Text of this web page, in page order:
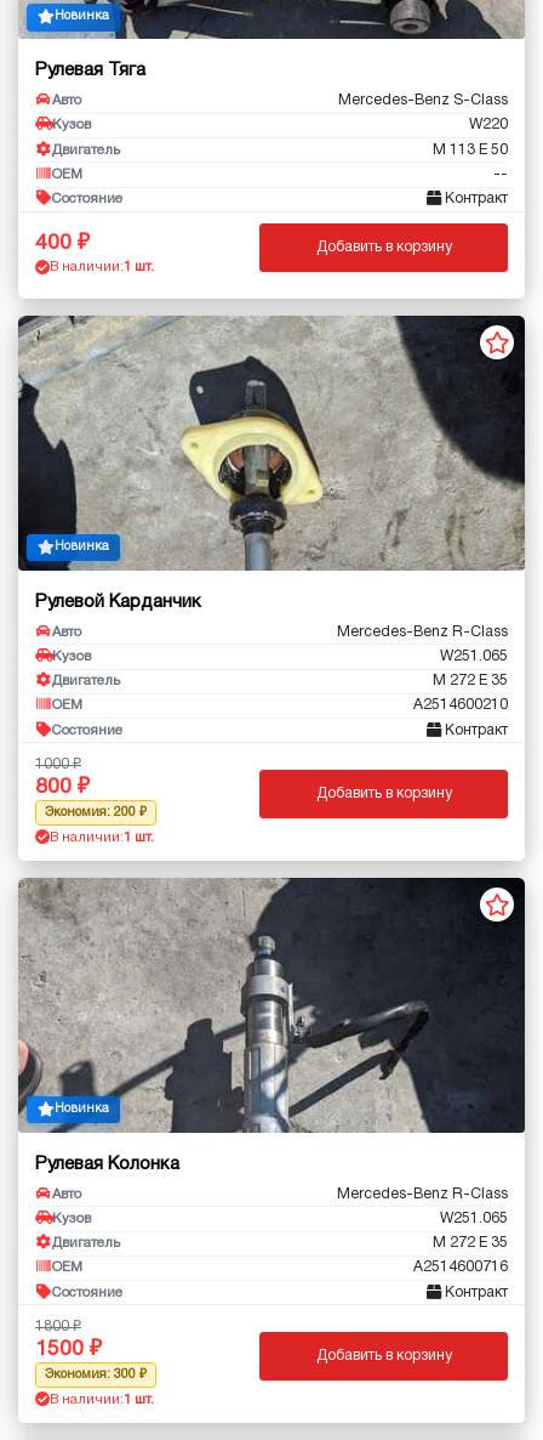
Новинка
Рулевая Тяга
Авто Mercedes-Benz S-Class
Кузов W220
Двигатель M 113 E 50
OEM --
Состояние Контракт
400
В наличии: 1 шт.
Добавить в корзину
Новинка
Рулевой Карданчик
Авто Mercedes-Benz R-Class
Кузов W251.065
Двигатель M 272 E 35
OEM A2514600210
Состояние Контракт
1000
800
Экономия: 200
В наличии: 1 шт.
Добавить в корзину
Новинка
Рулевая Колонка
Авто Mercedes-Benz R-Class
Кузов W251.065
Двигатель M 272 E 35
OEM A2514600716
Состояние Контракт
1800
1500
Экономия: 300
В наличии: 1 шт.
Добавить в корзину